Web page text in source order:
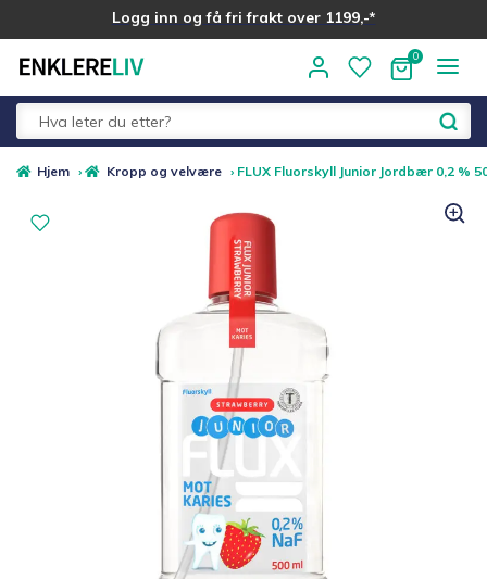
Logg inn og få fri frakt over 1199,-*
Alle kategorier
Fold
Medlemstilbud
Hjem › Kropp og velvære › FLUX Fluorskyll Junior Jordbær 0,2 %